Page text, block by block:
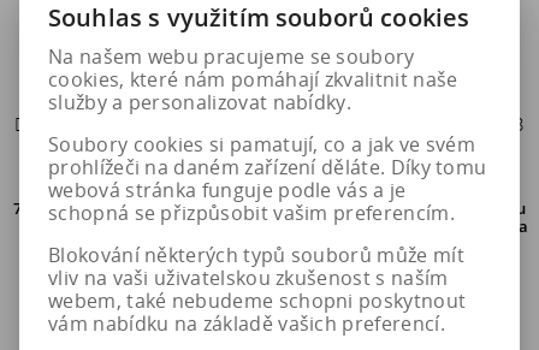
Disk Hybrid 6.5 x 16 5x114,3
ET45 BYD
75 ks
do 5. pracovních dní u Vás,
osobní odběr o den dříve na
prodejně
v Hradci Králové
2 214 Kč
Disk Hybrid 6.5 x 16 5x114,3
ET45 HYUNDAI
109 ks do dvou pracovních dní u
Vás, osobní odběr o den dříve
na
prodejně v Hradci Králové
2 214 Kč
Souhlas s využitím souborů cookies
Na našem webu pracujeme se soubory
cookies, které nám pomáhají zkvalitnit naše
služby a personalizovat nabídky.
Soubory cookies si pamatují, co a jak ve svém
prohlížeči na daném zařízení děláte. Díky tomu
webová stránka funguje podle vás a je
schopná se přizpůsobit vašim preferencím.
Blokování některých typů souborů může mít
vliv na vaši uživatelskou zkušenost s naším
webem, také nebudeme schopni poskytnout
vám nabídku na základě vašich preferencí.